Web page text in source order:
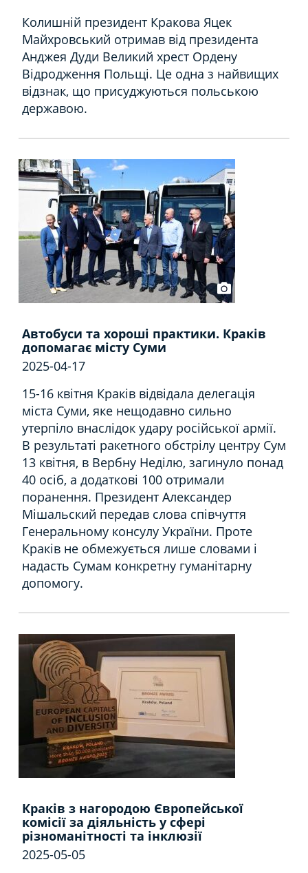
Колишній президент Кракова Яцек
Майхровський отримав від президента
Анджея Дуди Великий хрест Ордену
Відродження Польщі. Це одна з найвищих
відзнак, що присуджуються польською
державою.
Автобуси та хороші практики. Краків
допомагає місту Суми
2025-04-17
15-16 квітня Краків відвідала делегація
міста Суми, яке нещодавно сильно
утерпіло внаслідок удару російської армії.
В результаті ракетного обстрілу центру Сум
13 квітня, в Вербну Неділю, загинуло понад
40 осіб, а додаткові 100 отримали
поранення. Президент Александер
Мішальский передав слова співчуття
Генеральному консулу України. Проте
Краків не обмежується лише словами і
надасть Сумам конкретну гуманітарну
допомогу.
Краків з нагородою Європейської
комісії за діяльність у сфері
різноманітності та інклюзії
2025-05-05